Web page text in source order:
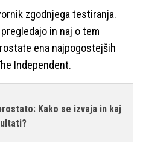
zgodnjega testiranja.
in naj o tem
ena najpogostejših
Independent.
Kako se izvaja in kaj